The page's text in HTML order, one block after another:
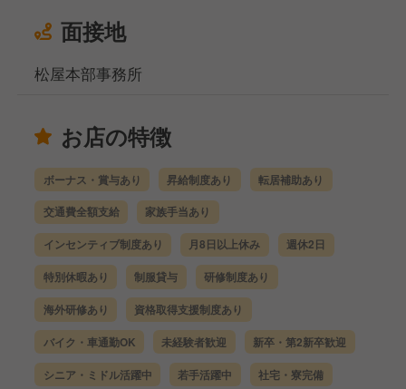
面接地
松屋本部事務所
お店の特徴
ボーナス・賞与あり 昇給制度あり 転居補助あり
交通費全額支給 家族手当あり
インセンティブ制度あり 月8日以上休み 週休2日
特別休暇あり 制服貸与 研修制度あり
海外研修あり 資格取得支援制度あり
バイク・車通勤OK 未経験者歓迎 新卒・第2新卒歓迎
シニア・ミドル活躍中 若手活躍中 社宅・寮完備